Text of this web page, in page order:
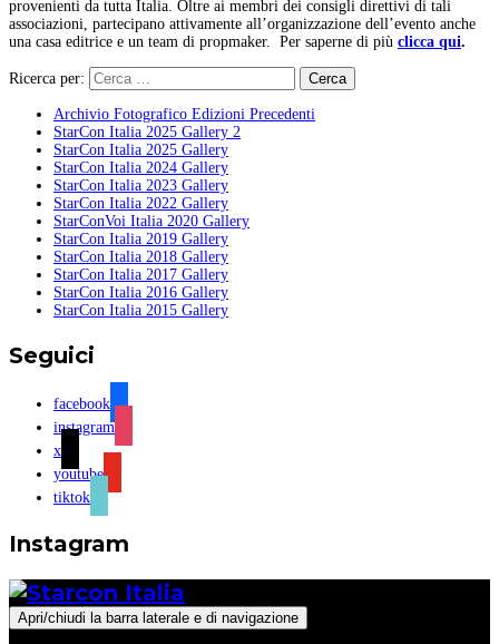
provenienti da tutta Italia. Oltre ai membri dei consigli direttivi di tali
associazioni, partecipano attivamente all’organizzazione dell’evento anche
una casa editrice e un team di propmaker. Per saperne di più clicca qui.
Ricerca per:
Archivio Fotografico Edizioni Precedenti
StarCon Italia 2025 Gallery 2
StarCon Italia 2025 Gallery
StarCon Italia 2024 Gallery
StarCon Italia 2023 Gallery
StarCon Italia 2022 Gallery
StarConVoi Italia 2020 Gallery
StarCon Italia 2019 Gallery
StarCon Italia 2018 Gallery
StarCon Italia 2017 Gallery
StarCon Italia 2016 Gallery
StarCon Italia 2015 Gallery
Seguici
facebook
instagram
x
youtube
tiktok
Instagram
Apri/chiudi la barra laterale e di navigazione